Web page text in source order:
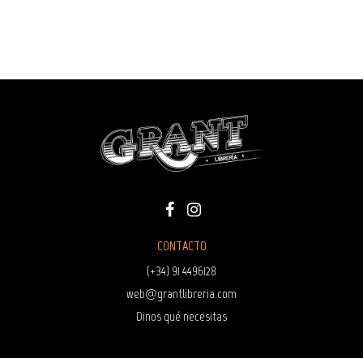
CONTACTO
(+34) 91 4496128
web@grantlibreria.com
Dinos qué necesitas